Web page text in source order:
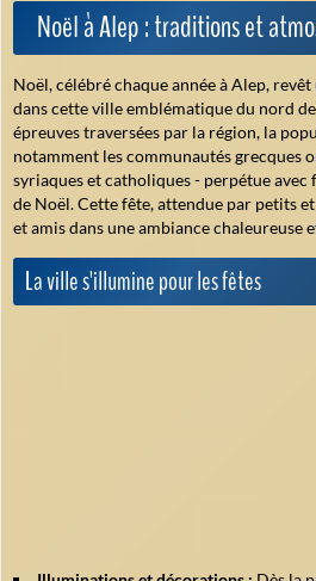
Noël à Alep : traditions et
Noël, célébré chaque année à Alep,
dans cette ville emblématique du nord
épreuves traversées par la région, la
notamment les communautés grecques
syriaques et catholiques - perpétue
de Noël. Cette fête, attendue par petits
et amis dans une ambiance chaleureuse
La ville s'illumine pour les fêtes